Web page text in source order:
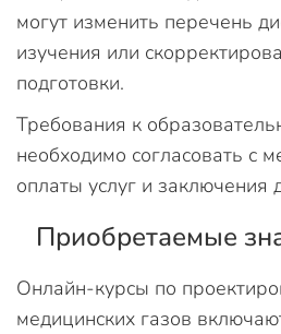
могут изменить перечень
изучения или
подготовки.
Требования к
необходимо согласовать
оплаты услуг и заключения
Приобретаемые
Онлайн-курсы по
медицинских газов